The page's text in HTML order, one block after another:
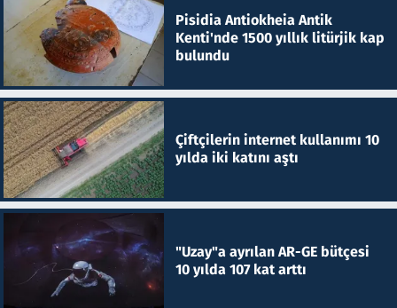
Pisidia Antiokheia Antik
Kenti'nde 1500 yıllık litürjik kap
bulundu
Çiftçilerin internet kullanımı 10
yılda iki katını aştı
"Uzay"a ayrılan AR-GE bütçesi
10 yılda 107 kat arttı